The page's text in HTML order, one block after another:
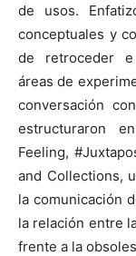
de usos.
conceptuales y
de retroceder e
áreas de
conversación
estructuraron
Feeling,
and Collections,
la comunicación
la relación entre
frente a la